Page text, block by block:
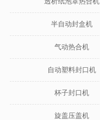
半自动封盒机
气动热合机
自动塑料封口机
杯子封口机
旋盖压盖机